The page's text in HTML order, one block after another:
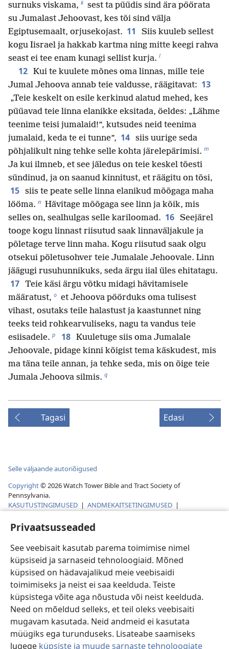
Privaatsusseaded
See veebisait kasutab parema toimimise nimel
küpsiseid ja sarnaseid tehnoloogiaid. Mõned
küpsised on hädavajalikud meie veebisaidi
toimimiseks ja neist ei saa keelduda. Teiste
küpsistega võite aga nõustuda või neist keelduda.
Need on mõeldud selleks, et teil oleks veebisaiti
mugavam kasutada. Neid andmeid ei kasutata
müügiks ega turunduseks. Lisateabe saamiseks
lugege küpsiste ja muude sarnaste tehnoloogiate
surnuks viskama, k sest ta püüdis sind ära pöörata
su Jumalast Jehoovast, kes tõi sind välja
Egiptusemaalt, orjusekojast. 11
Siis kuuleb sellest
kogu Iisrael ja hakkab kartma ning mitte keegi rahva
seast ei tee enam kunagi sellist kurja. l
12 Kui te kuulete mõnes oma linnas, mille teie
Jumal Jehoova annab teie valdusse, räägitavat: 13
„Teie keskelt on esile kerkinud alatud mehed, kes
püüavad teie linna elanikke eksitada, öeldes: „Lähme
teenime teisi jumalaid!”, kutsudes neid teenima
jumalaid, keda te ei tunne”, 14 siis uurige seda
põhjalikult ning tehke selle kohta järelepärimisi. m
Ja kui ilmneb, et see jäledus on teie keskel tõesti
sündinud, ja on saanud kinnitust, et räägitu on tõsi,
15 siis te peate selle linna elanikud mõõgaga maha
lööma. n Hävitage mõõgaga see linn ja kõik, mis
selles on, sealhulgas selle kariloomad. 16 Seejärel
tooge kogu linnast riisutud saak linnaväljakule ja
põletage terve linn maha. Kogu riisutud saak olgu
otsekui põletusohver teie Jumalale Jehoovale. Linn
jäägugi rusuhunnikuks, seda ärgu iial üles ehitatagu.
17 Teie käsi ärgu võtku midagi hävitamisele
määratust, o et Jehoova pöörduks oma tulisest
vihast, osutaks teile halastust ja kaastunnet ning
teeks teid rohkearvuliseks, nagu ta vandus teie
esiisadele. p 18 Kuuletuge siis oma Jumalale
Jehoovale, pidage kinni kõigist tema käskudest, mis
ma täna teile annan, ja tehke seda, mis on õige teie
Jumala Jehoova silmis. q
Tagasi Edasi
Selle väljaande autoriõigused
Copyright© 2026Watch Tower Bible and Tract Society of
Pennsylvania.
KASUTUSTINGIMUSED | ANDMEKAITSETINGIMUSED |